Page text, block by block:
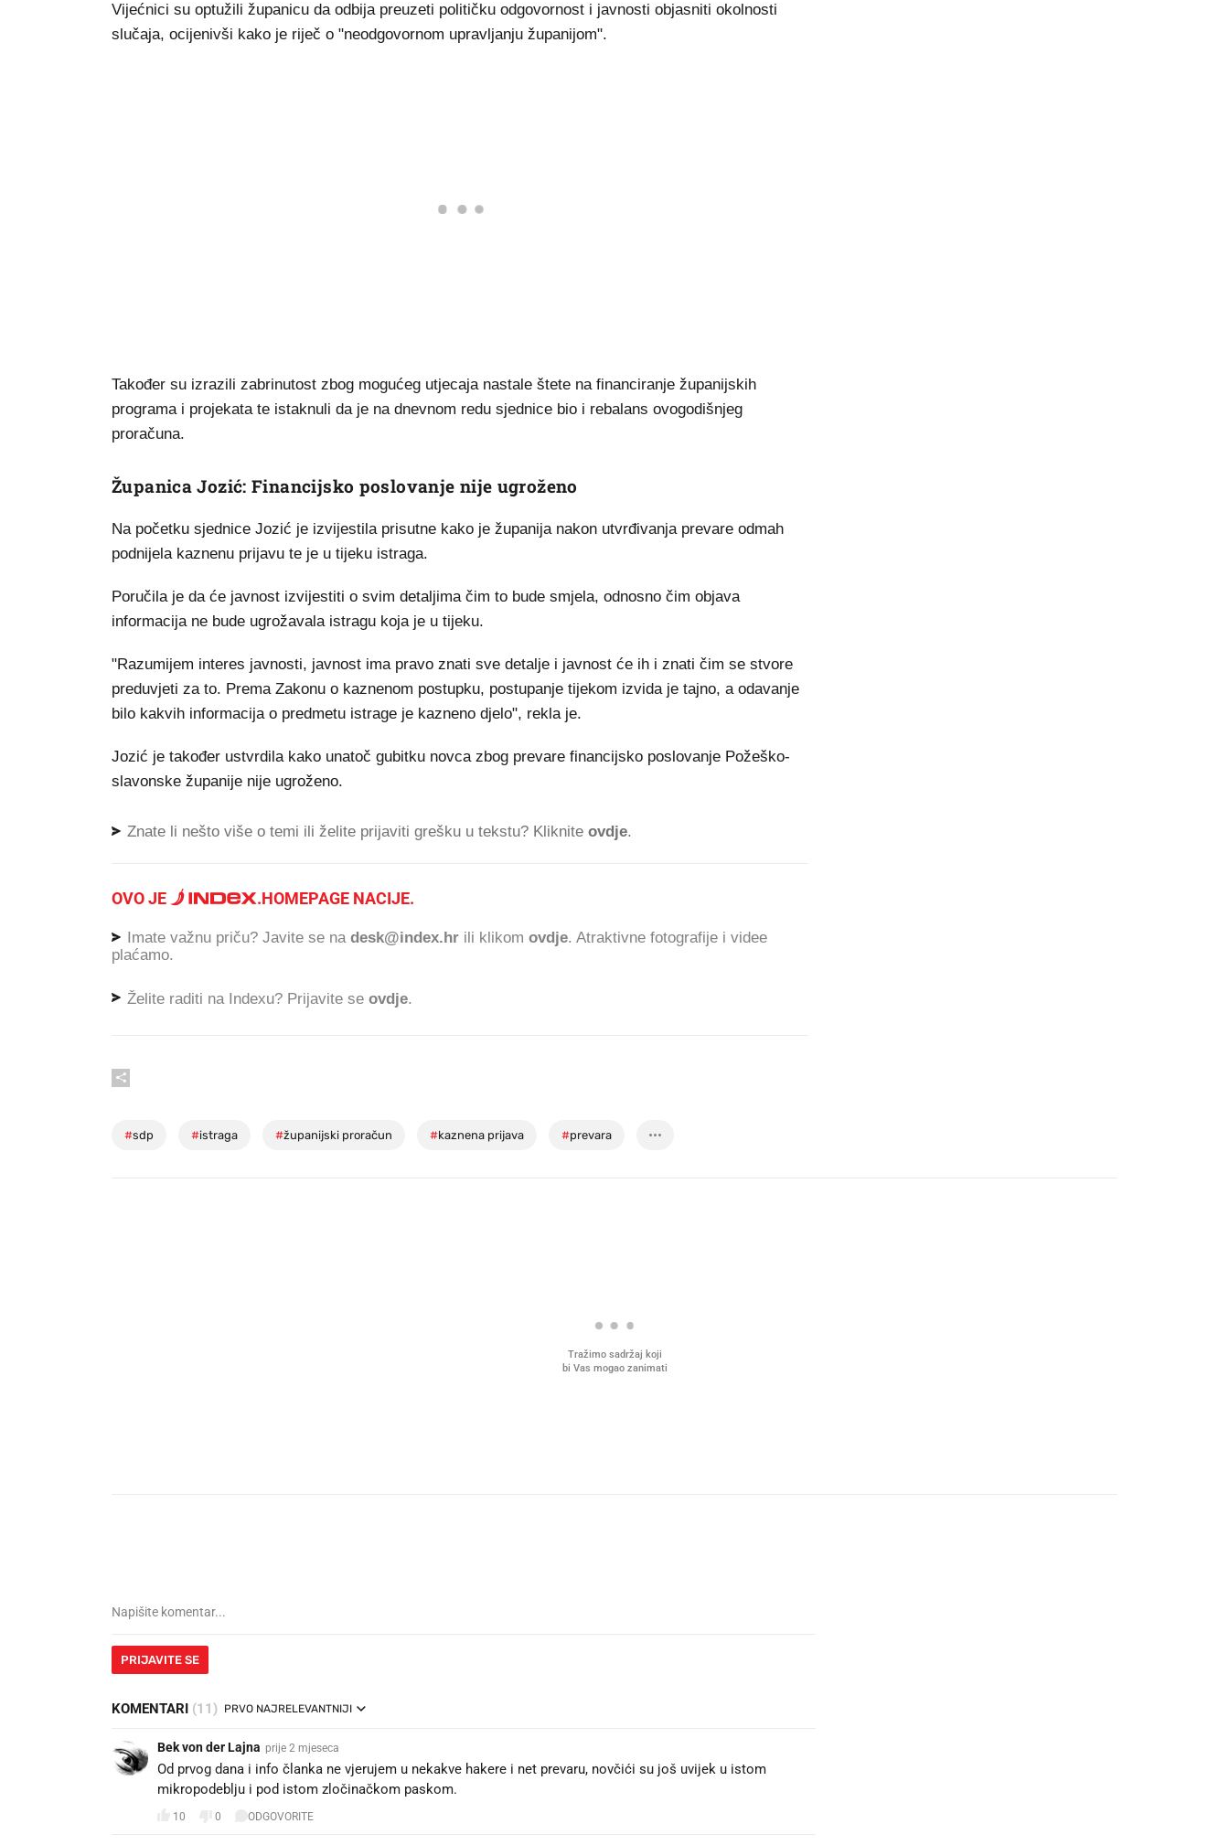
Vijećnici su optužili županicu da odbija preuzeti političku odgovornost i javnosti objasniti okolnosti
slučaja, ocijenivši kako je riječ o "neodgovornom upravljanju županijom".
Također su izrazili zabrinutost zbog mogućeg utjecaja nastale štete na financiranje županijskih
programa i projekata te istaknuli da je na dnevnom redu sjednice bio i rebalans ovogodišnjeg
proračuna.
Županica Jozić: Financijsko poslovanje nije ugroženo
Na početku sjednice Jozić je izvijestila prisutne kako je županija nakon utvrđivanja prevare odmah
podnijela kaznenu prijavu te je u tijeku istraga.
Poručila je da će javnost izvijestiti o svim detaljima čim to bude smjela, odnosno čim objava
informacija ne bude ugrožavala istragu koja je u tijeku.
"Razumijem interes javnosti, javnost ima pravo znati sve detalje i javnost će ih i znati čim se stvore
preduvjeti za to. Prema Zakonu o kaznenom postupku, postupanje tijekom izvida je tajno, a odavanje
bilo kakvih informacija o predmetu istrage je kazneno djelo", rekla je.
Jozić je također ustvrdila kako unatoč gubitku novca zbog prevare financijsko poslovanje Požeško-
slavonske županije nije ugroženo.
Znate li nešto više o temi ili želite prijaviti grešku u tekstu? Kliknite ovdje.
OVO JE .HOMEPAGE NACIJE.
Imate važnu priču? Javite se na desk@index.hr ili klikom ovdje. Atraktivne fotografije i videe
plaćamo.
Želite raditi na Indexu? Prijavite se ovdje.
#sdp #istraga #županijski proračun #kaznena prijava #prevara
Tražimo sadržaj koji
bi Vas mogao zanimati
PRIJAVITE SE
KOMENTARI (11) PRVO NAJRELEVANTNIJI
Bek von der Lajna prije 2 mjeseca
Od prvog dana i info članka ne vjerujem u nekakve hakere i net prevaru, novčići su još uvijek u istom
mikropodeblju i pod istom zločinačkom paskom.
10 0 ODGOVORITE